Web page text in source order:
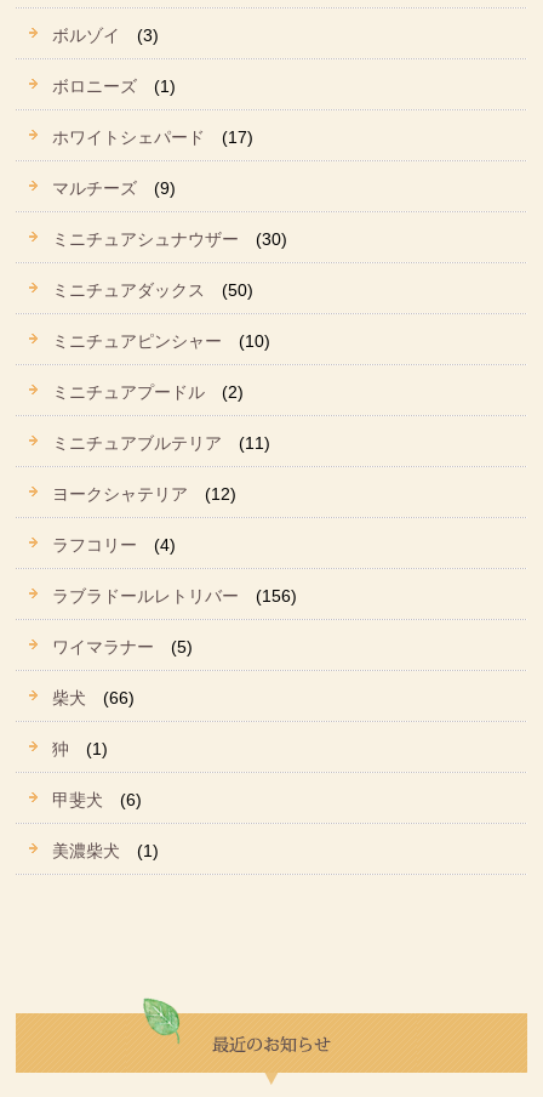
ボルゾイ (3)
ボロニーズ (1)
ホワイトシェパード (17)
マルチーズ (9)
ミニチュアシュナウザー (30)
ミニチュアダックス (50)
ミニチュアピンシャー (10)
ミニチュアプードル (2)
ミニチュアブルテリア (11)
ヨークシャテリア (12)
ラフコリー (4)
ラブラドールレトリバー (156)
ワイマラナー (5)
柴犬 (66)
狆 (1)
甲斐犬 (6)
美濃柴犬 (1)